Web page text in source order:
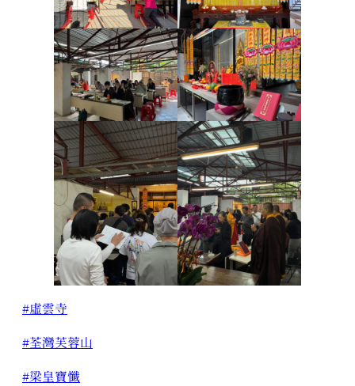
#虛雲寺
#荃灣芙蓉山
#梁皇寶懺